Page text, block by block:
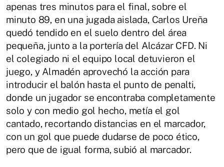
apenas tres minutos para el final, sobre el
minuto 89, en una jugada aislada, Carlos Ureña
quedó tendido en el suelo dentro del área
pequeña, junto a la portería del Alcázar CFD. Ni
el colegiado ni el equipo local detuvieron el
juego, y Almadén aprovechó la acción para
introducir el balón hasta el punto de penalti,
donde un jugador se encontraba completamente
solo y con medio gol hecho, metía el gol
cantado, recortando distancias en el marcador,
con un gol que puede dudarse de poco ético,
pero que de igual forma, subió al marcador.